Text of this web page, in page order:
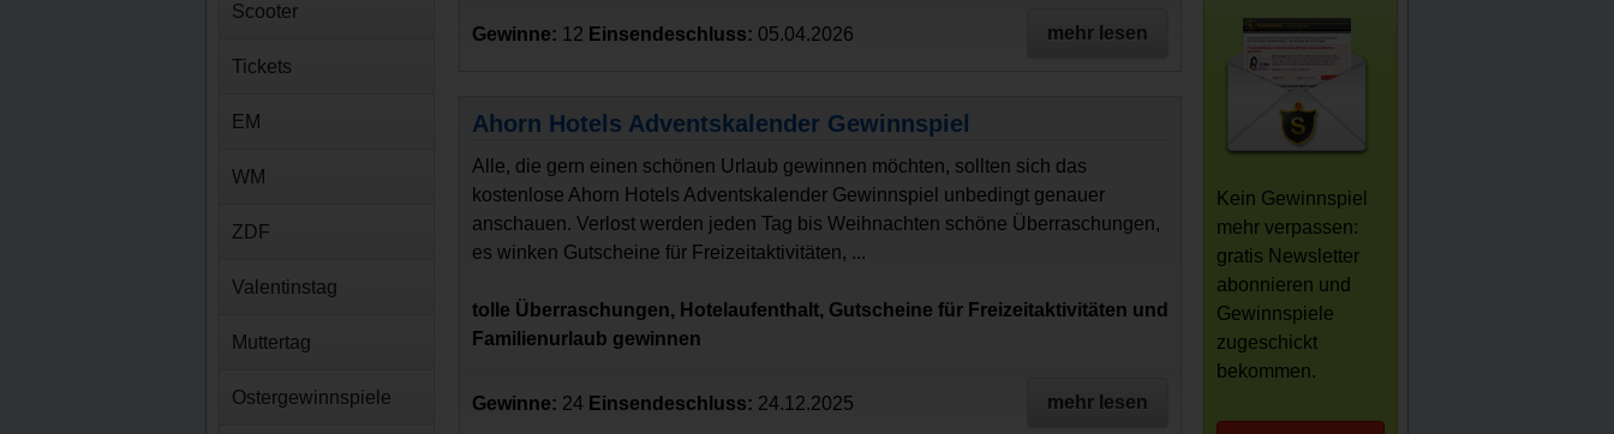
Gewinne: 12 Einsendeschluss: 05.04.2026 mehr lesen
Ahorn Hotels Adventskalender Gewinnspiel
Alle, die gern einen schönen Urlaub gewinnen möchten, sollten sich das
kostenlose Ahorn Hotels Adventskalender Gewinnspiel unbedingt genauer
anschauen. Verlost werden jeden Tag bis Weihnachten schöne Überraschungen,
es winken Gutscheine für Freizeitaktivitäten, ...
tolle Überraschungen, Hotelaufenthalt, Gutscheine für Freizeitaktivitäten und
Familienurlaub gewinnen
Gewinne: 24 Einsendeschluss: 24.12.2025 mehr lesen
Scooter
Tickets
EM
WM
ZDF
Valentinstag
Muttertag
Ostergewinnspiele
Kein Gewinnspiel
mehr verpassen:
gratis Newsletter
abonnieren und
Gewinnspiele
zugeschickt
bekommen.